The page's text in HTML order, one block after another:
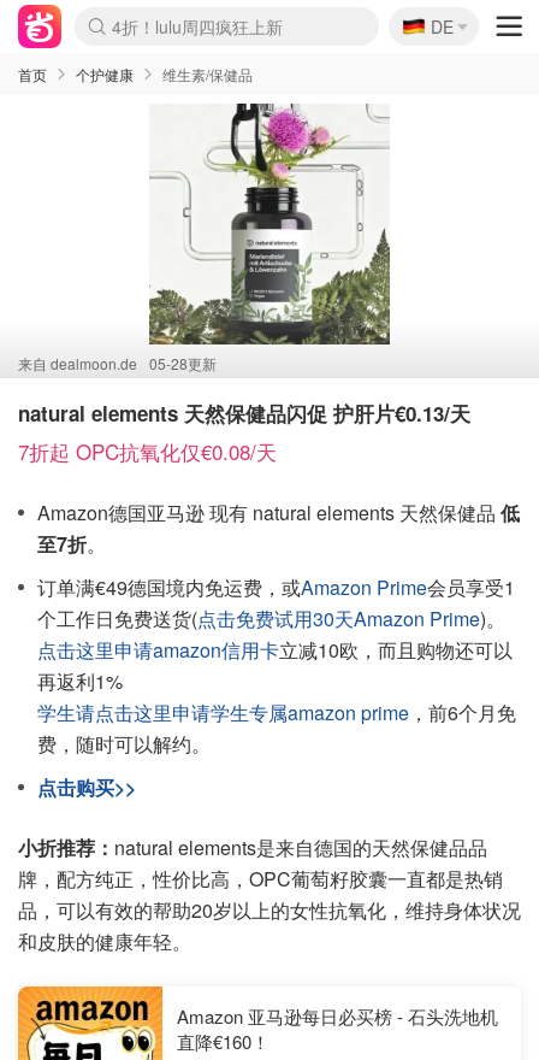
Boticinal 夏促开抢！
4折！lulu周四疯狂上新
还没结束！&OtherStories大促
Joybuy变相75折 随时失效
速领！Stanley独家85折
疑似霸哥！Camper额外叠85折
Zalando 奥莱闪促！每日更新
Moncler反季囤！5折起+叠9折
Coach Brooklyn仅€192
🇩🇪
DE
首页 个护健康 维生素/保健品
来自 dealmoon.de 05-28更新
natural elements 天然保健品闪促 护肝片€0.13/天
7折起 OPC抗氧化仅€0.08/天
Amazon德国亚马逊 现有 natural elements 天然保健品 低
至7折。
订单满€49德国境内免运费，或Amazon Prime会员享受1
个工作日免费送货(点击免费试用30天Amazon Prime)。
点击这里申请amazon信用卡立减10欧，而且购物还可以
再返利1%
学生请点击这里申请学生专属amazon prime ，前6个月免
费，随时可以解约。
点击购买>>
小折推荐： natural elements是来自德国的天然保健品品
牌，配方纯正，性价比高，OPC葡萄籽胶囊一直都是热销
品，可以有效的帮助20岁以上的女性抗氧化，维持身体状况
和皮肤的健康年轻。
Amazon 亚马逊每日必买榜 - 石头洗地机
直降€160！